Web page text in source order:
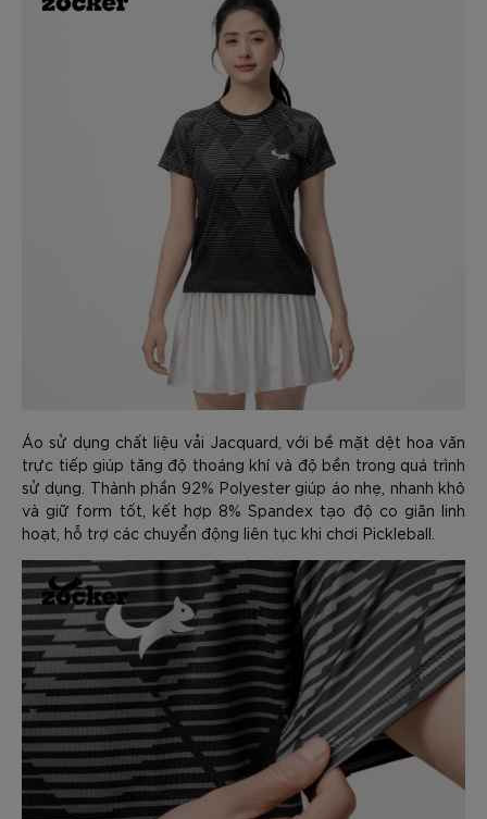
Áo sử dụng chất liệu vải Jacquard, với bề mặt dệt hoa văn
trực tiếp giúp tăng độ thoáng khí và độ bền trong quá trình
sử dụng. Thành phần 92% Polyester giúp áo nhẹ, nhanh khô
và giữ form tốt, kết hợp 8% Spandex tạo độ co giãn linh
hoạt, hỗ trợ các chuyển động liên tục khi chơi Pickleball.